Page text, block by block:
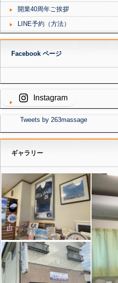
開業40周年ご挨拶
LINE予約（方法）
Facebook ページ
Instagram
Tweets by 263massage
ギャラリー